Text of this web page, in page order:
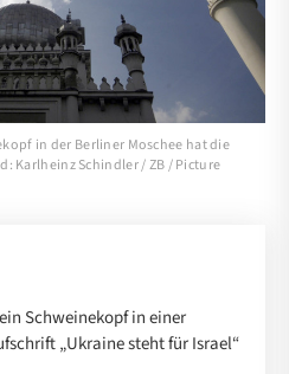
in der Berliner Moschee hat die
Karlheinz Schindler / ZB / Picture
Schweinekopf in einer
„Ukraine steht für Israel“